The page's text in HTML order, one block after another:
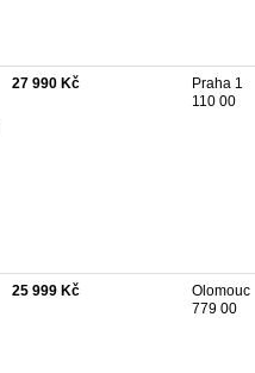
27 990 Kč
Praha 1
110 00
25 999 Kč
Olomouc
779 00